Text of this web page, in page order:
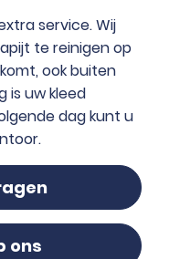
service. Wij
te reinigen op
ook buiten
is uw kleed
dag kunt u
ons